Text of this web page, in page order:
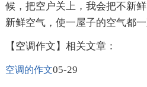
候，把空户关上，我会把不新
新鲜空气，使一屋子的空气都一
【空调作文】相关文章：
空调的作文05-29